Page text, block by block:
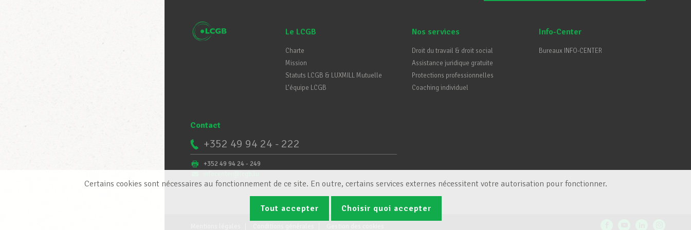
Le LCGB
Charte
Mission
Statuts LCGB & LUXMILL Mutuelle
L’équipe LCGB
Nos services
Droit du travail & droit social
Assistance juridique gratuite
Protections professionnelles
Coaching individuel
Info-Center
Bureaux INFO-CENTER
Contact
+352 49 94 24 - 222
+352 49 94 24 - 249
Certains cookies sont nécessaires au fonctionnement de ce site. En outre, certains services externes nécessitent votre autorisation pour fonctionner.
Tout accepter Choisir quoi accepter